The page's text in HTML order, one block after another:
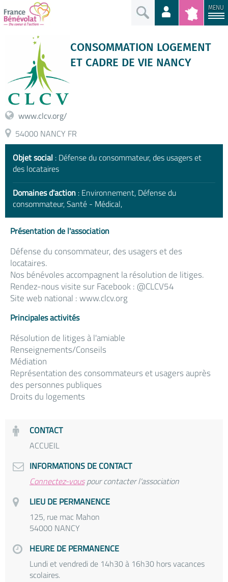
MENU
CONSOMMATION LOGEMENT
ET CADRE DE VIE NANCY
www.clcv.org/
54000 NANCY FR
Objet social : Défense du consommateur, des usagers et
des locataires
Domaines d'action : Environnement, Défense du
consommateur, Santé - Médical,
Présentation de l'association
Défense du consommateur, des usagers et des
locataires.
Nos bénévoles accompagnent la résolution de litiges.
Rendez-nous visite sur Facebook : @CLCV54
Site web national : www.clcv.org
Principales activités
Résolution de litiges à l'amiable
Renseignements/Conseils
Médiation
Représentation des consommateurs et usagers auprès
des personnes publiques
Droits du logements
CONTACT
ACCUEIL
INFORMATIONS DE CONTACT
Connectez-vouspour contacter l'association
LIEU DE PERMANENCE
125, rue mac Mahon
54000 NANCY
HEURE DE PERMANENCE
Lundi et vendredi de 14h30 à 16h30 hors vacances
scolaires.